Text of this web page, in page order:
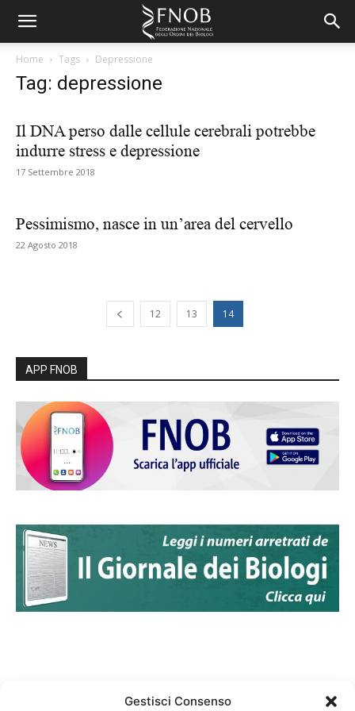
Gestisci Consenso
Home Tags Depressione
Tag: depressione
Il DNA perso dalle cellule cerebrali potrebbe
indurre stress e depressione
17 Settembre 2018
Pessimismo, nasce in un’area del cervello
22 Agosto 2018
12 13 14
APP FNOB